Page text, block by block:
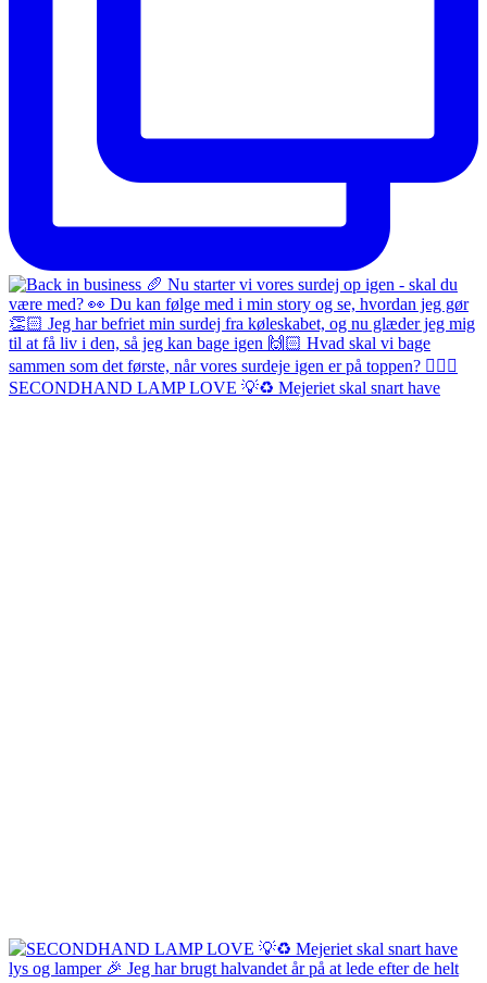
SECONDHAND LAMP LOVE 💡♻️ Mejeriet skal snart have